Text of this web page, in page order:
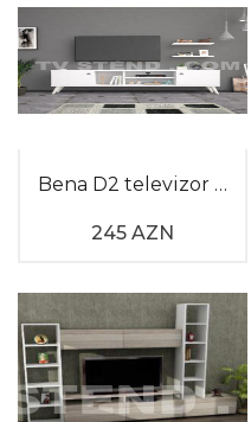
Bena D2 televizor altlığı
245 AZN